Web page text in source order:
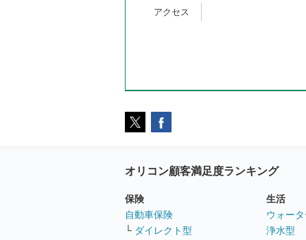
オリコン顧客満足度ランキング
保険
自動車保険
└ ダイレクト型
生活
ウォー
浄水型